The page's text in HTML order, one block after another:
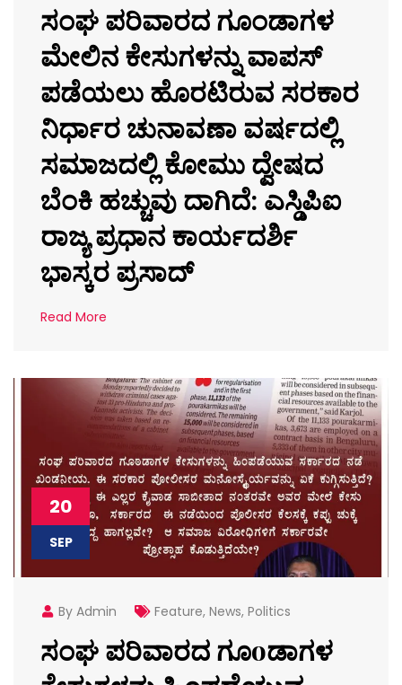
ಸಂಘ ಪರಿವಾರದ ಗೂಂಡಾಗಳ
ಮೇಲಿನ ಕೇಸುಗಳನ್ನು ವಾಪಸ್
ಪಡೆಯಲು ಹೊರಟಿರುವ ಸರಕಾರ
ನಿರ್ಧಾರ ಚುನಾವಣಾ ವರ್ಷದಲ್ಲಿ
ಸಮಾಜದಲ್ಲಿ ಕೋಮು ದ್ವೇಷದ
ಬೆಂಕಿ ಹಚ್ಚುವು ದಾಗಿದೆ: ಎಸ್ಡಿಪಿಐ
ರಾಜ್ಯ ಪ್ರಧಾನ ಕಾರ್ಯದರ್ಶಿ
ಭಾಸ್ಕರ ಪ್ರಸಾದ್
Read More
20
SEP
By Admin Feature, News, Politics
ಸಂಘ ಪರಿವಾರದ ಗೂoಡಾಗಳ